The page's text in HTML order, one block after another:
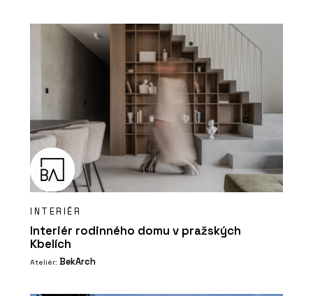
INTERIÉR
Interiér rodinného domu v pražských
Kbelích
Ateliér: BekArch